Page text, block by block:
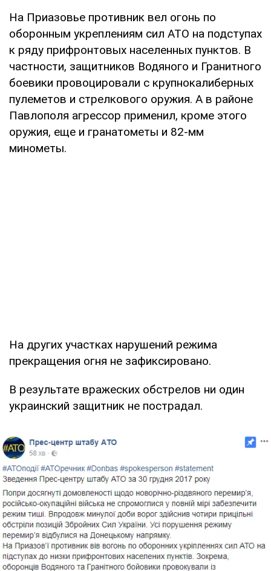
На Приазовье противник вел огонь по
оборонным укреплениям сил АТО на подступах
к ряду прифронтовых населенных пунктов. В
частности, защитников Водяного и Гранитного
боевики провоцировали с крупнокалиберных
пулеметов и стрелкового оружия. А в районе
Павлополя агрессор применил, кроме этого
оружия, еще и гранатометы и 82-мм
минометы.
На других участках нарушений режима
прекращения огня не зафиксировано.
В результате вражеских обстрелов ни один
украинский защитник не пострадал.